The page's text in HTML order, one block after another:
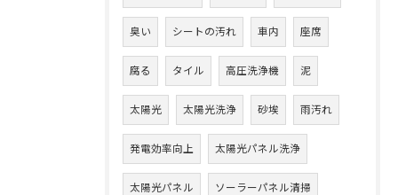
臭い シートの汚れ 車内 座席
腐る タイル 高圧洗浄機 泥
太陽光 太陽光洗浄 砂埃 雨汚れ
発電効率向上 太陽光パネル洗浄
太陽光パネル ソーラーパネル清掃